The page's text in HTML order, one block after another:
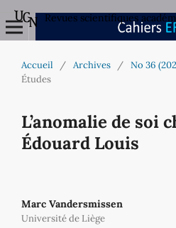
Revues scientifiques
Accueil / Archives / No 36
Études
L’anomalie de soi
Édouard Louis
Marc Vandersmissen
Université de Liège